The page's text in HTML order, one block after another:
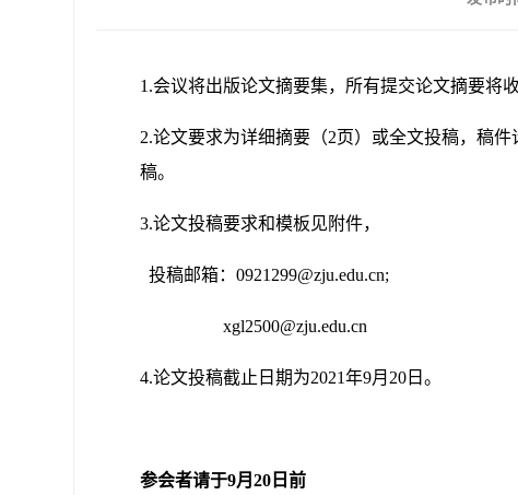
1.会议将出版论文摘要集，所有提交论文摘要将
2.论文要求为详细摘要（2页）或全文投稿，稿
稿。
3.论文投稿要求和模板见附件，
投稿邮箱：0921299@zju.edu.cn;
xgl2500@zju.edu.cn
4.论文投稿截止日期为2021年9月20日。
参会者请于9月20 日前